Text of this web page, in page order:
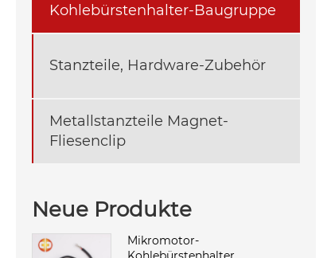
Kohlebürstenhalter-Baugruppe
Stanzteile, Hardware-Zubehör
Metallstanzteile Magnet-
Fliesenclip
Neue Produkte
Mikromotor-